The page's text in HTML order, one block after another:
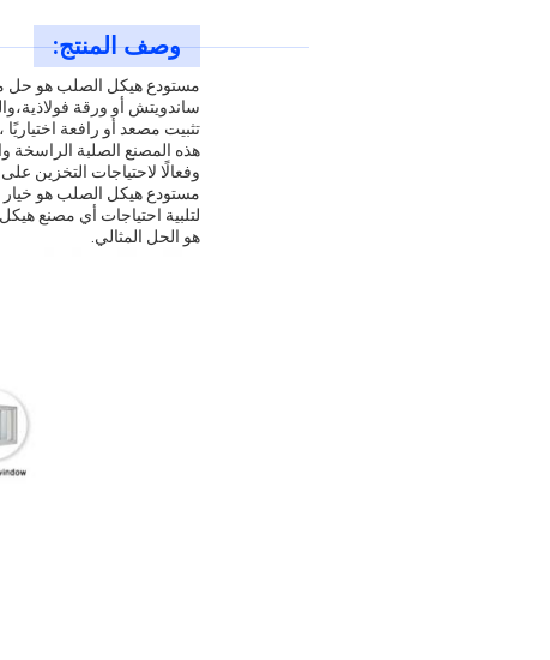
وصف المنتج:
مستودع هيكل الصلب هو حل
ساندويتش أو ورقة
تثبيت مصعد أو رافعة
هذه المصنع الصلبة الراسخة
وفعالًا لاحتياجات التخزين
مستودع هيكل الصلب هو خيار
لتلبية احتياجات أي مصنع
هو الحل المثالي.